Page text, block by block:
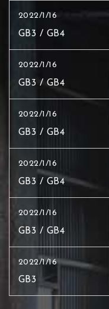
2022/1/16
GB3 / GB4
2022/1/16
GB3 / GB4
2022/1/16
GB3 / GB4
2022/1/16
GB3 / GB4
2022/1/16
GB3 / GB4
2022/1/16
GB3